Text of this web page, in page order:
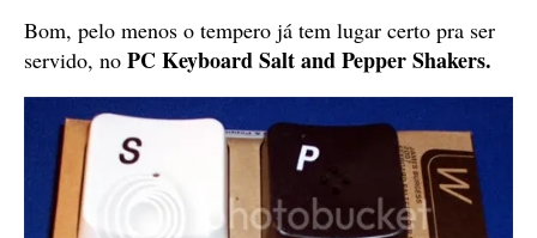
Bom, pelo menos o tempero já tem lugar certo pra ser
servido, no PC Keyboard Salt and Pepper Shakers.